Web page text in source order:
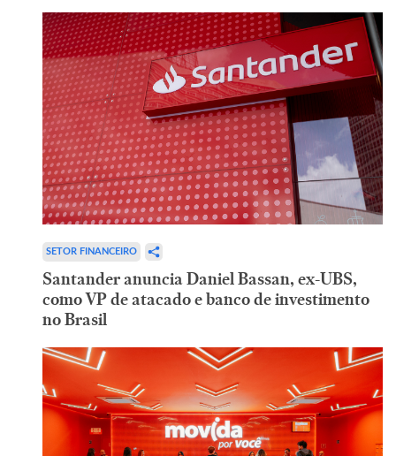
SETOR FINANCEIRO
Santander anuncia Daniel Bassan, ex-UBS,
como VP de atacado e banco de investimento
no Brasil